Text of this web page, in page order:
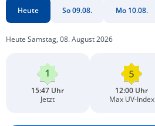
Heute So 09.08. Mo 10.08.
Heute Samstag, 08. August 2026
15:47 Uhr
Jetzt
12:00 Uhr
Max UV-Index